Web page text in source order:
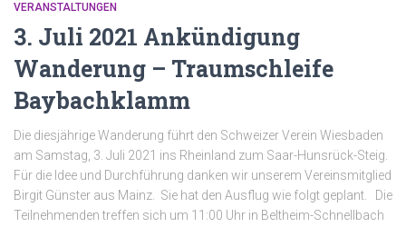
VERANSTALTUNGEN
3. Juli 2021 Ankündigung
Wanderung – Traumschleife
Baybachklamm
Die diesjährige Wanderung führt den Schweizer Verein Wiesbaden
am Samstag, 3. Juli 2021 ins Rheinland zum Saar-Hunsrück-Steig.
Für die Idee und Durchführung danken wir unserem Vereinsmitglied
Birgit Günster aus Mainz. Sie hat den Ausflug wie folgt geplant. Die
Teilnehmenden treffen sich um 11:00 Uhr in Beltheim-Schnellbach